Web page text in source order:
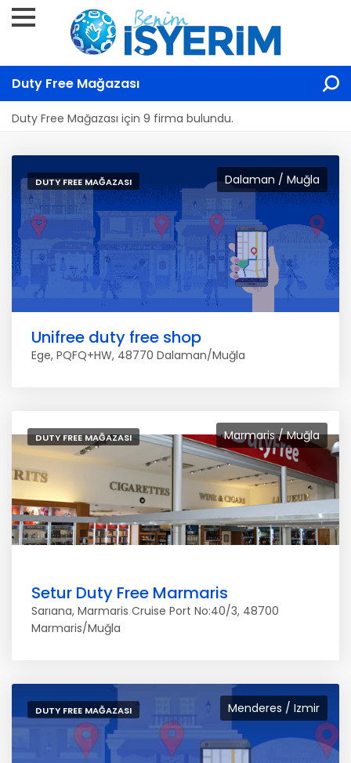
Duty Free Mağazası
Duty Free Mağazası için 9 firma bulundu.
Dalaman / Muğla
DUTY FREE MAĞAZASI
Unifree duty free shop
Ege, PQFQ+HW, 48770 Dalaman/Muğla
Marmaris / Muğla
DUTY FREE MAĞAZASI
Setur Duty Free Marmaris
Sarıana, Marmaris Cruise Port No:40/3, 48700
Marmaris/Muğla
Menderes / Izmir
DUTY FREE MAĞAZASI